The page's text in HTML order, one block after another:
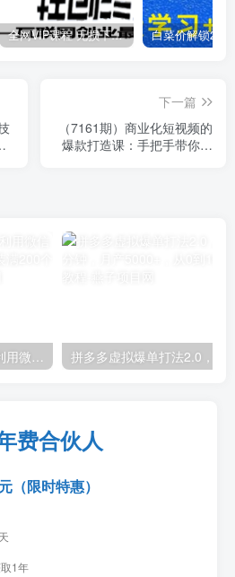
全网VIP课程 无损下载~
下一篇
（7161期）商业化短视频的
爆款打造课：手把手带你揭
费合伙人
（限时特惠）
1年